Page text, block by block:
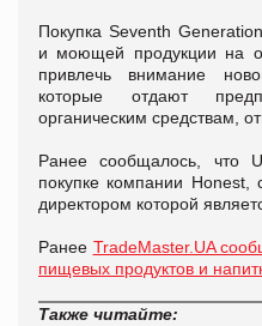
Покупка Seventh
и моющей продукции на
привлечь внимание
которые отдают
органическим средствам,
Ранее сообщалось, что
покупке компании Honest,
директором которой
Ранее TradeMaster.UA
пищевых продуктов и
Также читайте: